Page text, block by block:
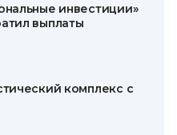
инвестиции»
выплаты
комплекс с